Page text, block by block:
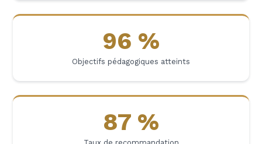
96 %
Objectifs pédagogiques atteints
87 %